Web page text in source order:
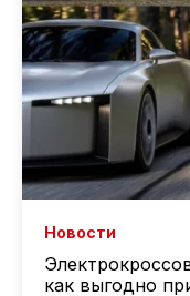
Новости
как выгодно